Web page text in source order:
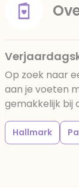
Op zoek naar
aan je voeten
gemakkelijk bij
Hallmark